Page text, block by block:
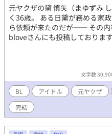
元ヤクザの黛 慎矢（まゆずみ
く36歳。 ある日黛が務める家
ら依頼が来たのだが―― その
bloveさんにも投稿しておりま
文字数
BL アイドル 元ヤクザ
完結